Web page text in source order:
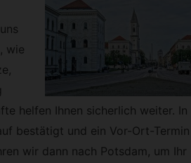
wie
helfen Ihnen sicherlich weiter.
bestätigt und ein Vor-Ort-Termin
wir dann nach Potsdam, um Ihr